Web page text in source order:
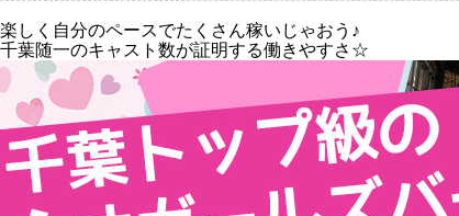
楽しく自分のペースでたくさん稼いじゃおう♪
千葉随一のキャスト数が証明する働きやすさ☆